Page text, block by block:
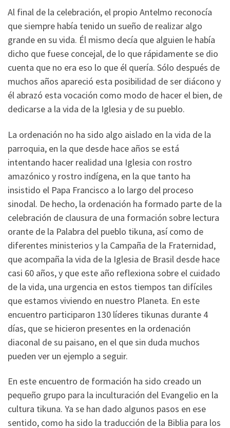
Al final de la celebración, el propio Antelmo reconocía
que siempre había tenido un sueño de realizar algo
grande en su vida. Él mismo decía que alguien le había
dicho que fuese concejal, de lo que rápidamente se dio
cuenta que no era eso lo que él quería. Sólo después de
muchos años apareció esta posibilidad de ser diácono y
él abrazó esta vocación como modo de hacer el bien, de
dedicarse a la vida de la Iglesia y de su pueblo.
La ordenación no ha sido algo aislado en la vida de la
parroquia, en la que desde hace años se está
intentando hacer realidad una Iglesia con rostro
amazónico y rostro indígena, en la que tanto ha
insistido el Papa Francisco a lo largo del proceso
sinodal. De hecho, la ordenación ha formado parte de la
celebración de clausura de una formación sobre lectura
orante de la Palabra del pueblo tikuna, así como de
diferentes ministerios y la Campaña de la Fraternidad,
que acompaña la vida de la Iglesia de Brasil desde hace
casi 60 años, y que este año reflexiona sobre el cuidado
de la vida, una urgencia en estos tiempos tan difíciles
que estamos viviendo en nuestro Planeta. En este
encuentro participaron 130 líderes tikunas durante 4
días, que se hicieron presentes en la ordenación
diaconal de su paisano, en el que sin duda muchos
pueden ver un ejemplo a seguir.
En este encuentro de formación ha sido creado un
pequeño grupo para la inculturación del Evangelio en la
cultura tikuna. Ya se han dado algunos pasos en ese
sentido, como ha sido la traducción de la Biblia para los